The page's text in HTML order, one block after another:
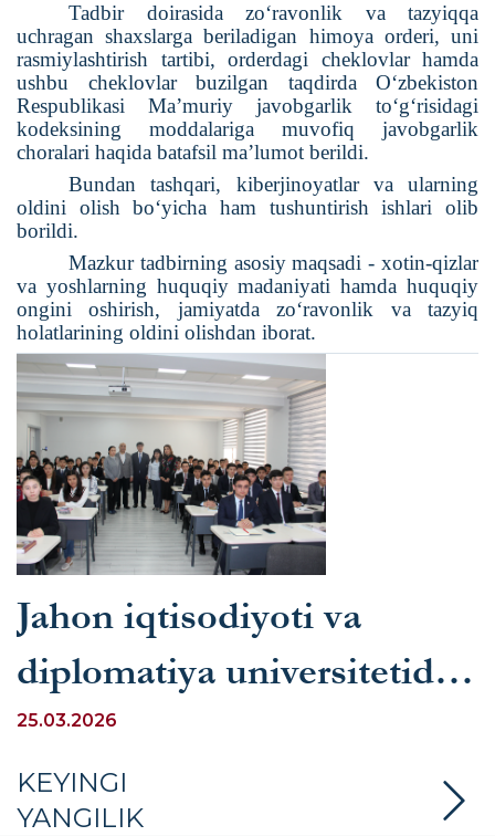
Tadbir doirasida zo‘ravonlik va tazyiqqa
uchragan shaxslarga beriladigan himoya orderi, uni
rasmiylashtirish tartibi, orderdagi cheklovlar hamda
ushbu cheklovlar buzilgan taqdirda O‘zbekiston
Respublikasi Ma’muriy javobgarlik to‘g‘risidagi
kodeksining moddalariga muvofiq javobgarlik
choralari haqida batafsil ma’lumot berildi.
Bundan tashqari, kiberjinoyatlar va ularning
oldini olish bo‘yicha ham tushuntirish ishlari olib
borildi.
Mazkur tadbirning asosiy maqsadi - xotin-qizlar
va yoshlarning huquqiy madaniyati hamda huquqiy
ongini oshirish, jamiyatda zo‘ravonlik va tazyiq
holatlarining oldini olishdan iborat.
Jahon iqtisodiyoti va
diplomatiya universitetida
“Saylov tizimi” mavzusida
ma’ruza o‘tkazildi
25.03.2026
KEYINGI
YANGILIK